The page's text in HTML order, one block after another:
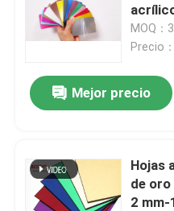
las
MOQ：
Precio
Mejor precio
Hojas
de
2 mm-